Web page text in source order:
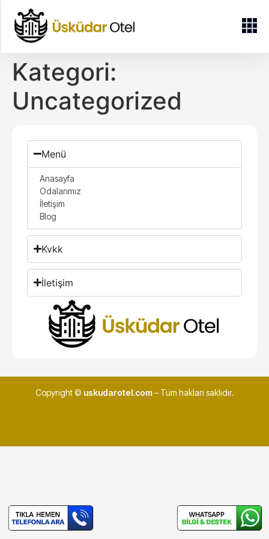
Kategori:
Uncategorized
Menü
Anasayfa
Odalarımız
İletişim
Blog
Kvkk
İletişim
Copyright © uskudarotel.com– Tüm hakları saklıdır.